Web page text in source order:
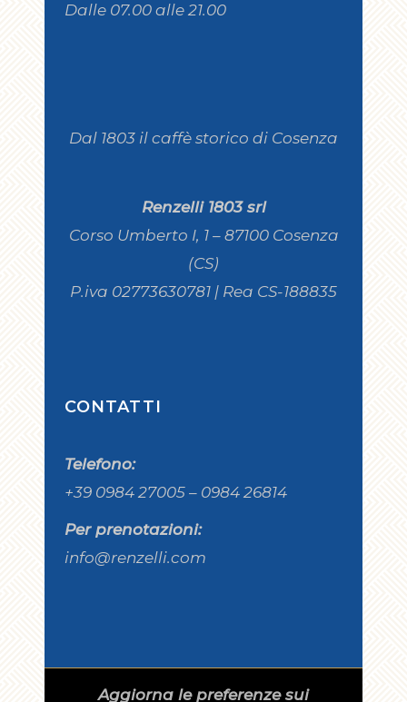
Dalle 07.00 alle 21.00
Dal 1803 il caffè storico di Cosenza
Renzelli 1803 srl
Corso Umberto I, 1 – 87100 Cosenza
(CS)
P.iva 02773630781 | Rea CS-188835
CONTATTI
Telefono:
+39 0984 27005 – 0984 26814
Per prenotazioni:
info@renzelli.com
Aggiorna le preferenze sui